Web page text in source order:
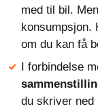
med til bil.
konsumpsjon.
om du kan få
I forbindelse
du skriver ned